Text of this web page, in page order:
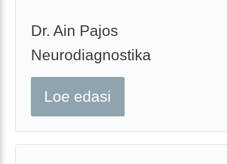
Dr. Ain Pajos
Neurodiagnostika
Loe edasi